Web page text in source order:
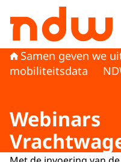
Naar de homepage
Samen geven we
mobiliteitsdata
Webinars